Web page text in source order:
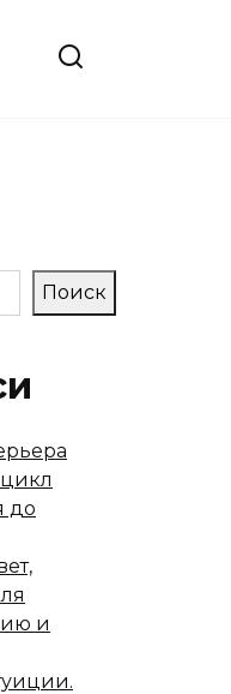
Поиск
до
и